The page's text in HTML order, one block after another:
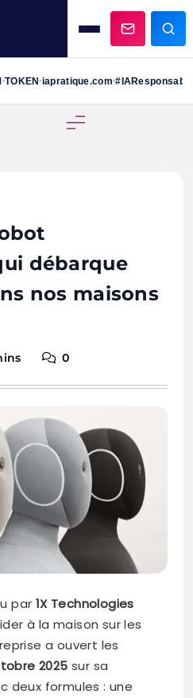
•TOKEN•iapratique.com•#IAResponsable
débarque
nos maisons
0
par 1X Technologies
à la maison sur les
a ouvert les
2025 sur sa
deux formules : une